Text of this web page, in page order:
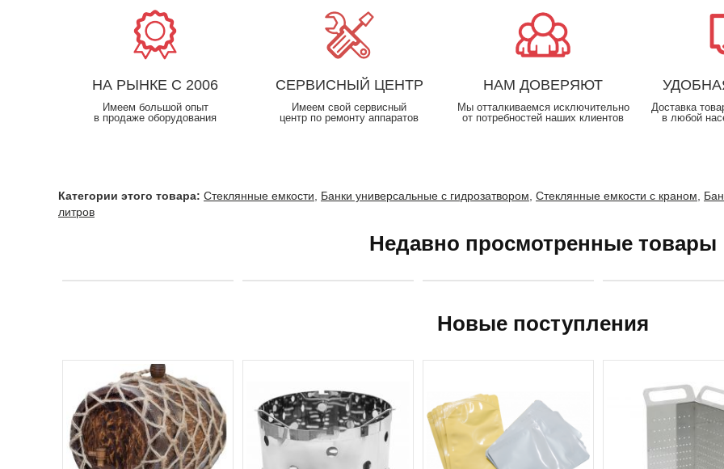
НА РЫНКЕ С 2006
Имеем большой опыт
в продаже оборудования
СЕРВИСНЫЙ ЦЕНТР
Имеем свой сервисный
центр по ремонту аппаратов
НАМ ДОВЕРЯЮТ
Мы отталкиваемся исключительно
от потребностей наших клиентов
Доставка
в любой
Категории этого товара: Стеклянные емкости Банки универсальные с гидрозатвором Стеклянные емкости с краном
литров
Недавно просмотренные товары
Новые поступления